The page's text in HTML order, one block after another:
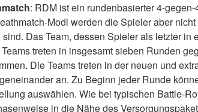
: RDM ist ein rundenbasierter 4-
Modi werden die Spieler aber
Das Team, dessen Spieler als letzter in
treten in insgesamt sieben Runden
Die Teams treten in der neuen und
an. Zu Beginn jeder Runde
auswählen. Wie bei typischen Battle-
in die Nähe des